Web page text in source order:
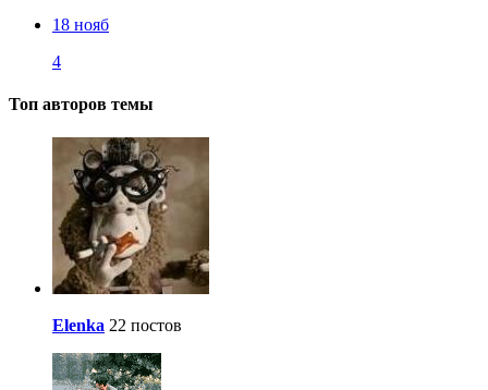
18 нояб
4
Топ авторов темы
Elenka 22 постов